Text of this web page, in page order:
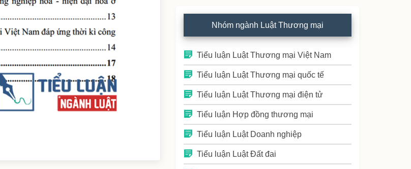
Nhóm ngành Luật Thương mại
Tiểu luận Luật Thương mại Việt Nam
Tiểu luận Luật Thương mại quốc tế
Tiểu luận Luật Thương mại điện tử
Tiểu luận Hợp đồng thương mại
Tiểu luận Luật Doanh nghiệp
Tiểu luận Luật Đất đai